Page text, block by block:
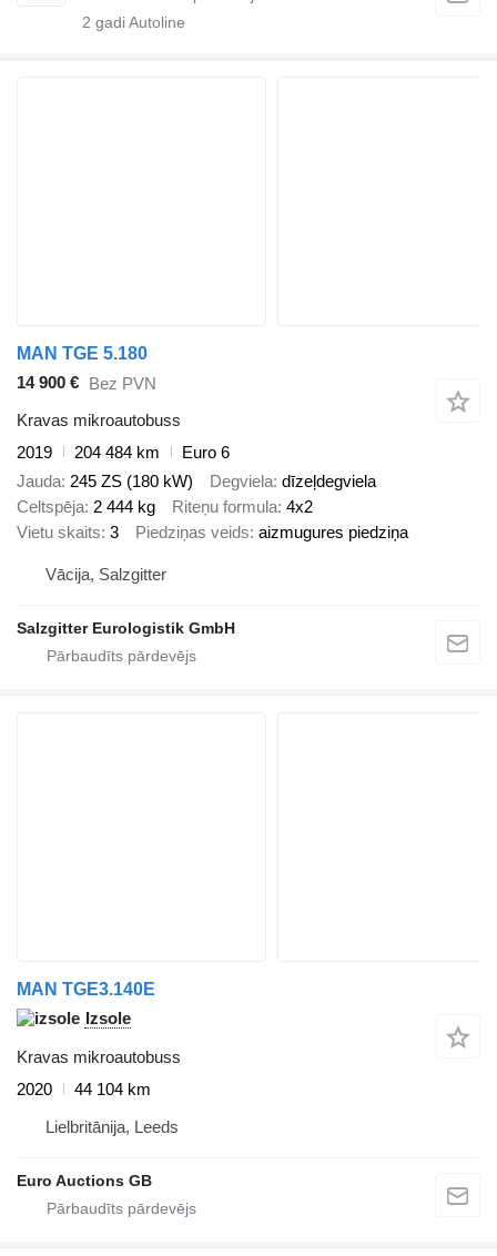
2 gadi Autoline
MAN TGE 5.180
14 900 € Bez PVN
Kravas mikroautobuss
2019
204 484 km
Euro 6
Jauda 245 ZS (180 kW) Degviela dīzeļdegviela
Celtspēja 2 444 kg Riteņu formula 4x2
Vietu skaits 3 Piedziņas veids aizmugures piedziņa
Vācija, Salzgitter
Salzgitter Eurologistik GmbH
MAN TGE3.140E
Izsole
Kravas mikroautobuss
2020
44 104 km
Lielbritānija, Leeds
Euro Auctions GB